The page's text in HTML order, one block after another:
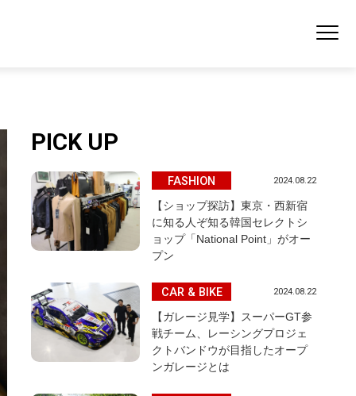
PICK UP
FASHION 2024.08.22
【ショップ探訪】東京・西新宿
に知る人ぞ知る韓国セレクトシ
ョップ「National Point」がオー
プン
CAR & BIKE 2024.08.22
【ガレージ見学】スーパーGT参
戦チーム、レーシングプロジェ
クトバンドウが目指したオープ
ンガレージとは